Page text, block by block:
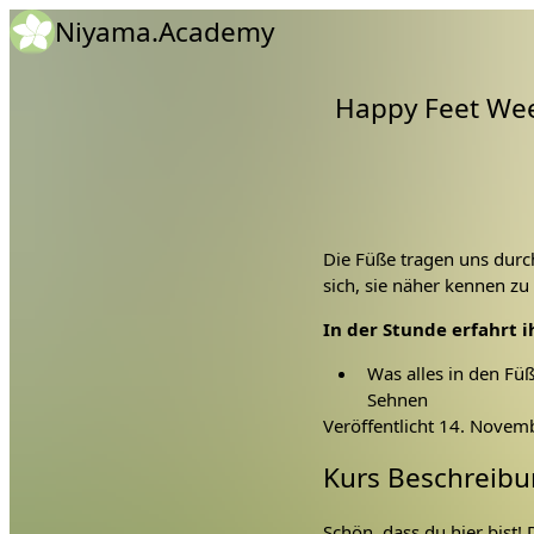
Niyama.Academy
Happy Feet
Die Füße tragen uns
sich, sie näher kennen
In der Stunde erfahrt
Was alles in den
Sehnen
Welche
Wie das
Welche Muskeln
Veröffentlicht 14.
Kurs